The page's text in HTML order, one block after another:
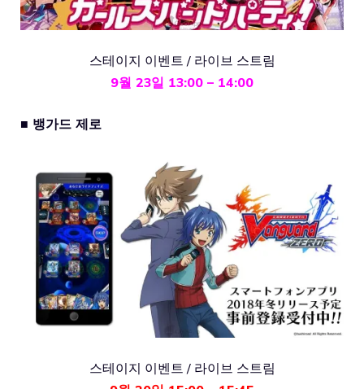
스테이지 이벤트 / 라이브 스트림
9월 23일 13:00 – 14:00
■ 뱅가드 제로
스테이지 이벤트 / 라이브 스트림